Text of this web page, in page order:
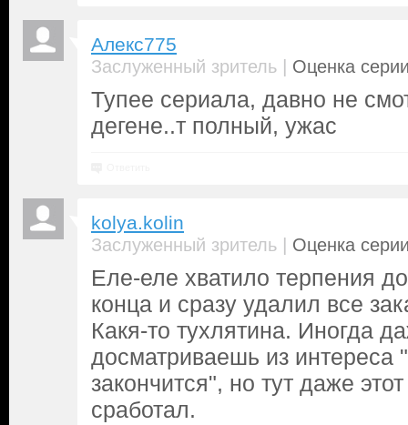
Алекс775
Заслуженный зритель | Оценка
Тупее сериала, давно не
дегене..т полный, ужас
kolya.kolin
Заслуженный зритель | Оценка
Еле-еле хватило терпения
конца и сразу удалил все
Какя-то тухлятина. Иногда
досматриваешь из интереса
закончится", но тут даже
сработал.